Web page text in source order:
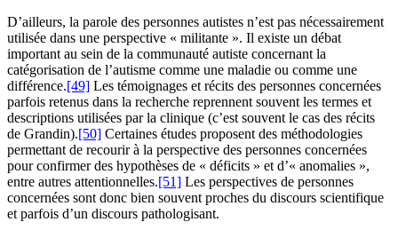
D’ailleurs, la parole des personnes autistes n’est pas nécessairement
utilisée dans une perspective « militante ». Il existe un débat
important au sein de la communauté autiste concernant la
catégorisation de l’autisme comme une maladie ou comme une
différence.[49] Les témoignages et récits des personnes concernées
parfois retenus dans la recherche reprennent souvent les termes et
descriptions utilisées par la clinique (c’est souvent le cas des récits
de Grandin).[50] Certaines études proposent des méthodologies
permettant de recourir à la perspective des personnes concernées
pour confirmer des hypothèses de « déficits » et d’« anomalies »,
entre autres attentionnelles.[51] Les perspectives de personnes
concernées sont donc bien souvent proches du discours scientifique
et parfois d’un discours pathologisant.